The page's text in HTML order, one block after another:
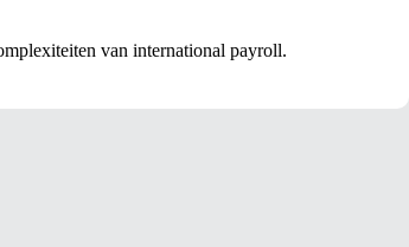
van international payroll.